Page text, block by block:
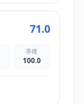
71.0
準確
100.0